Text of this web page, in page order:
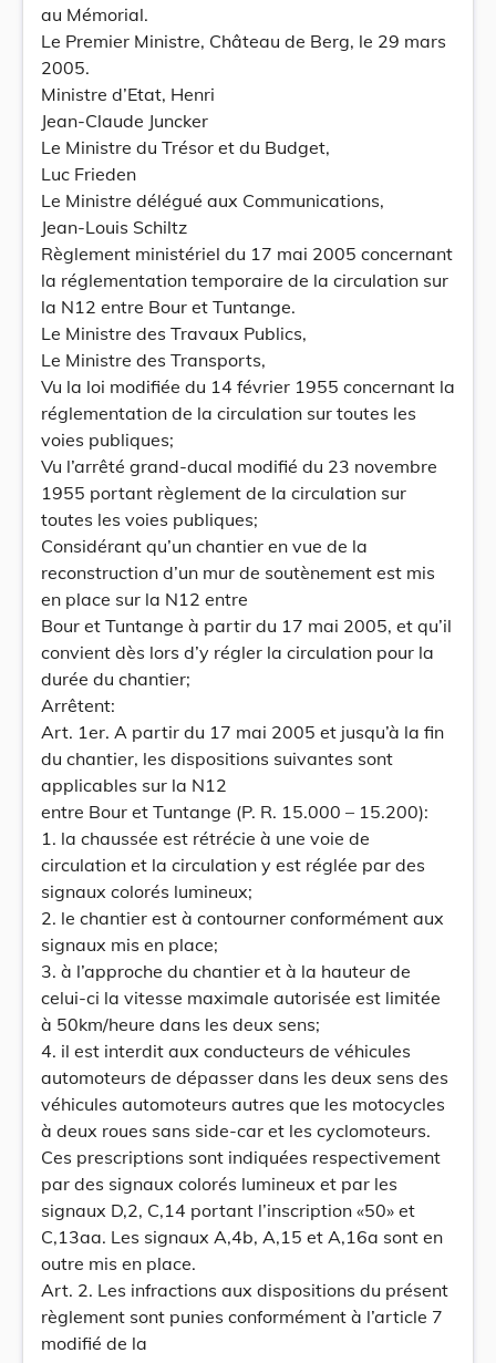
au Mémorial.
Le Premier Ministre, Château de Berg, le 29 mars
2005.
Ministre d’Etat, Henri
Jean-Claude Juncker
Le Ministre du Trésor et du Budget,
Luc Frieden
Le Ministre délégué aux Communications,
Jean-Louis Schiltz
Règlement ministériel du 17 mai 2005 concernant
la réglementation temporaire de la circulation sur
la N12 entre Bour et Tuntange.
Le Ministre des Travaux Publics,
Le Ministre des Transports,
Vu la loi modifiée du 14 février 1955 concernant la
réglementation de la circulation sur toutes les
voies publiques;
Vu l’arrêté grand-ducal modifié du 23 novembre
1955 portant règlement de la circulation sur
toutes les voies publiques;
Considérant qu’un chantier en vue de la
reconstruction d’un mur de soutènement est mis
en place sur la N12 entre
Bour et Tuntange à partir du 17 mai 2005, et qu’il
convient dès lors d’y régler la circulation pour la
durée du chantier;
Arrêtent:
Art. 1er. A partir du 17 mai 2005 et jusqu’à la fin
du chantier, les dispositions suivantes sont
applicables sur la N12
entre Bour et Tuntange (P. R. 15.000 – 15.200):
1. la chaussée est rétrécie à une voie de
circulation et la circulation y est réglée par des
signaux colorés lumineux;
2. le chantier est à contourner conformément aux
signaux mis en place;
3. à l’approche du chantier et à la hauteur de
celui-ci la vitesse maximale autorisée est limitée
à 50km/heure dans les deux sens;
4. il est interdit aux conducteurs de véhicules
automoteurs de dépasser dans les deux sens des
véhicules automoteurs autres que les motocycles
à deux roues sans side-car et les cyclomoteurs.
Ces prescriptions sont indiquées respectivement
par des signaux colorés lumineux et par les
signaux D,2, C,14 portant l’inscription «50» et
C,13aa. Les signaux A,4b, A,15 et A,16a sont en
outre mis en place.
Art. 2. Les infractions aux dispositions du présent
règlement sont punies conformément à l’article 7
modifié de la